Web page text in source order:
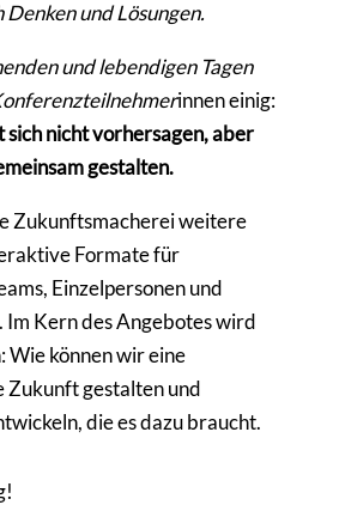
und Lösungen.
und lebendigen Tagen
innen einig:
sich nicht vorhersagen, aber
gestalten.
Zukunftsmacherei weitere
Formate für
Einzelpersonen und
Kern des Angebotes wird
Wie können wir eine
Zukunft gestalten und
die es dazu braucht.